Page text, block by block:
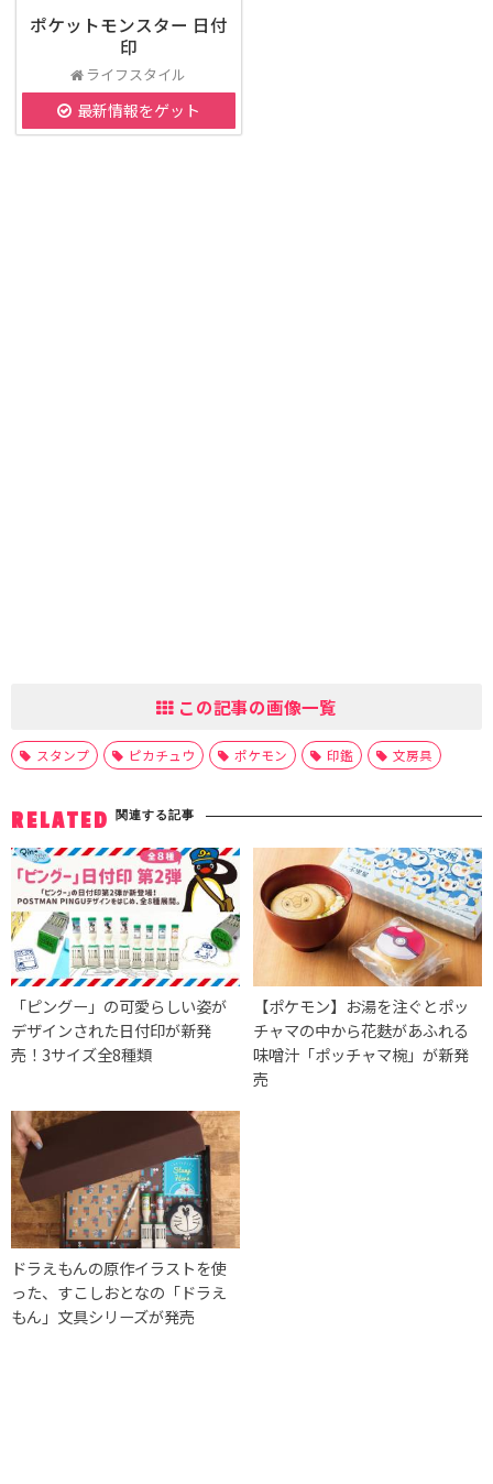
ポケットモンスター 日付
印
ライフスタイル
最新情報をゲット
この記事の画像一覧
スタンプ ピカチュウ ポケモン 印鑑 文房具
RELATED 関連する記事
「ピングー」の可愛らしい姿が
デザインされた日付印が新発
売！3サイズ全8種類
【ポケモン】お湯を注ぐとポッ
チャマの中から花麩があふれる
味噌汁「ポッチャマ椀」が新発
売
ドラえもんの原作イラストを使
った、すこしおとなの「ドラえ
もん」文具シリーズが発売